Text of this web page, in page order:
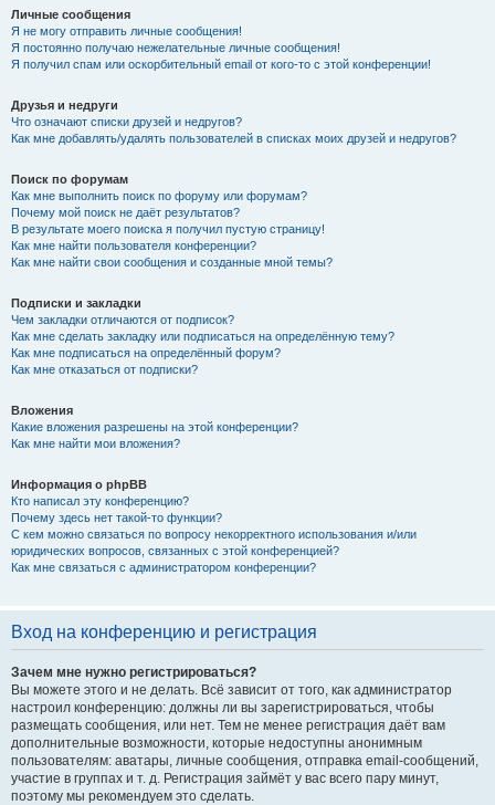
Личные сообщения
Я не могу отправить личные сообщения!
Я постоянно получаю нежелательные личные сообщения!
Я получил спам или оскорбительный email от кого-то с этой конференции!
Друзья и недруги
Что означают списки друзей и недругов?
Как мне добавлять/удалять пользователей в списках моих друзей и недругов?
Поиск по форумам
Как мне выполнить поиск по форуму или форумам?
Почему мой поиск не даёт результатов?
В результате моего поиска я получил пустую страницу!
Как мне найти пользователя конференции?
Как мне найти свои сообщения и созданные мной темы?
Подписки и закладки
Чем закладки отличаются от подписок?
Как мне сделать закладку или подписаться на определённую тему?
Как мне подписаться на определённый форум?
Как мне отказаться от подписки?
Вложения
Какие вложения разрешены на этой конференции?
Как мне найти мои вложения?
Информация о phpBB
Кто написал эту конференцию?
Почему здесь нет такой-то функции?
С кем можно связаться по вопросу некорректного использования и/или
юридических вопросов, связанных с этой конференцией?
Как мне связаться с администратором конференции?
Вход на конференцию и регистрация
Зачем мне нужно регистрироваться?
Вы можете этого и не делать. Всё зависит от того, как администратор
настроил конференцию: должны ли вы зарегистрироваться, чтобы
размещать сообщения, или нет. Тем не менее регистрация даёт вам
дополнительные возможности, которые недоступны анонимным
пользователям: аватары, личные сообщения, отправка email-сообщений,
участие в группах и т. д. Регистрация займёт у вас всего пару минут,
поэтому мы рекомендуем это сделать.